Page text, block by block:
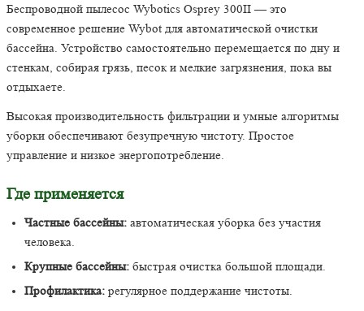
Беспроводной пылесос Wybotics Osprey 300II — это
современное решение Wybot для автоматической очистки
бассейна. Устройство самостоятельно перемещается по дну и
стенкам, собирая грязь, песок и мелкие загрязнения, пока вы
отдыхаете.
Высокая производительность фильтрации и умные алгоритмы
уборки обеспечивают безупречную чистоту. Простое
управление и низкое энергопотребление.
Где применяется
Частные бассейны: автоматическая уборка без участия
человека.
Крупные бассейны: быстрая очистка большой площади.
Профилактика: регулярное поддержание чистоты.